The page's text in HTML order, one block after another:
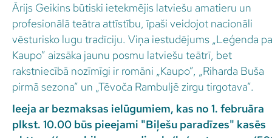
Ārijs Geikins būtiski ietekmējis latviešu amatieru un
profesionālā teātra attīstību, īpaši veidojot nacionāli
vēsturisko lugu tradīciju. Viņa iestudējums „Leģenda
Kaupo” aizsāka jaunu posmu latviešu teātrī, bet
rakstniecībā nozīmīgi ir romāni „Kaupo”, „Riharda Buša
pirmā sezona” un „Tēvoča Rambuljē zirgu tirgotava”.
Ieeja ar bezmaksas ielūgumiem, kas no 1. februāra
plkst. 10.00 būs pieejami "Biļešu paradīzes" kasēs